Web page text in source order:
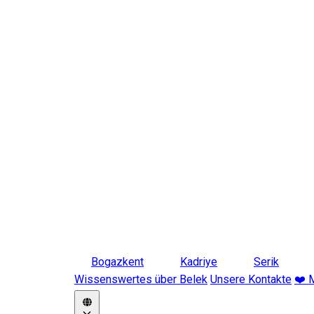
Bogazkent Kadriye
Serik
Wissenswertes über Belek Unsere Kontakte ❤️